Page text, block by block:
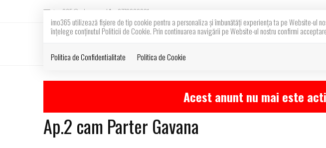
imo365 utilizează fişiere de tip cookie pentru a personaliza și îmbunătăți experiența ta pe Website-ul
înțelege conținutul Politicii de Cookie. Prin continuarea navigării pe Website-ul nostru confirmi
Politica de Confidentialitate Politica de Cookie
imo365@yahoo.com 0772262321
Acest anunt nu mai este
Ap.2 cam Parter Gavana